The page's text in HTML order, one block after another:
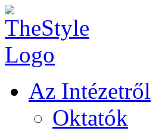
Az Intézetről
Oktatók